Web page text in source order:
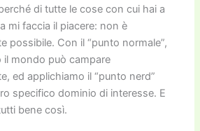
di tutte le cose con cui hai a
mi faccia il piacere: non è
possibile. Con il “punto normale”,
il mondo può campare
ed applichiamo il “punto nerd”
specifico dominio di interesse. E
bene così.